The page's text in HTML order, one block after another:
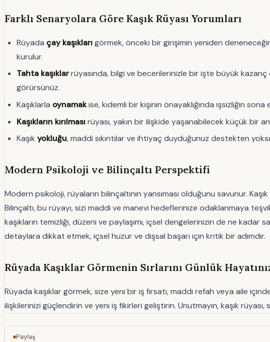
Farklı Senaryolara Göre Kaşık Rüyası Yorumları
Rüyada çay kaşıklarıgörmek, önceki bir girişimin yeniden
kurulur.
Tahta kaşıklarrüyasında, bilgi ve becerilerinizle bir işte büyük kazanç
görürsünüz.
Kaşıklarla oynamakise, kıdemli bir kişinin önayaklığında işsizliğin
Kaşıkların kırılmasırüyası, yakın bir ilişkide yaşanabilecek küçük bir
Kaşık yokluğu, maddi sıkıntılar ve ihtiyaç duyduğunuz destekten
Modern Psikoloji ve Bilinçaltı Perspektifi
Modern psikoloji, rüyaların bilinçaltının yansıması olduğunu savunur. Kaşık
Bilinçaltı, bu rüyayı, sizi maddi ve manevi hedeflerinize odaklanmaya
kaşıkların temizliği, düzeni ve paylaşımı, içsel dengelerinizin de ne kadar
detaylara dikkat etmek, içsel huzur ve dışsal başarı için kritik bir adımdır.
Rüyada Kaşıklar Görmenin Sırlarını Günlük
Rüyada kaşıklar görmek, size yeni bir iş fırsatı, maddi refah veya aile
ilişkilerinizi güçlendirin ve yeni iş fikirleri geliştirin. Unutmayın, kaşık
Paylaş